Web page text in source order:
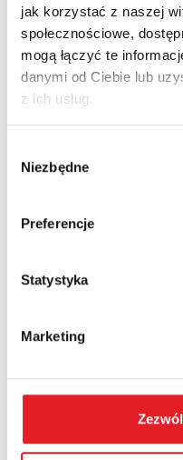
jak korzystać z naszej
społecznościowe,
mogą łączyć te
danymi od Ciebie lub
z ich usług.
zgody
Niezbędne
Preferencje
Statystyka
Marketing
Imię i nazwisko: *
Adres e-mail: *
Numer telefonu: